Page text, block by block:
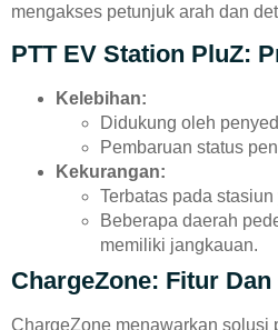
mengakses petunjuk arah dan
PTT EV Station PluZ:
Kelebihan:
Didukung oleh
Pembaruan status
Kekurangan:
Terbatas pada
Beberapa daerah
memiliki jangkauan.
ChargeZone: Fitur Dan
ChargeZone menawarkan solusi